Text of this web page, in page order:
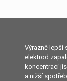
Výrazně lepší
elektrod
koncentraci
a nižší